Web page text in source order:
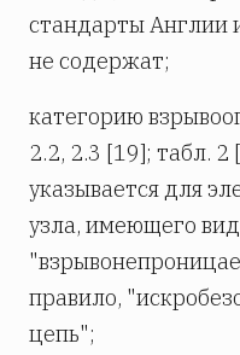
стандарты Англии
не содержат;
категорию
2.2, 2.3 [19]; табл.
указывается для
узла, имеющего
правило,
цепь";